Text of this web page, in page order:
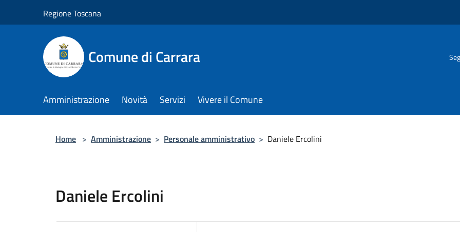
Regione Toscana
Comune di Carrara
Amministrazione Novità Servizi Vivere il Comune
Home > Amministrazione > Personale amministrativo > Daniele Ercolini
Daniele Ercolini